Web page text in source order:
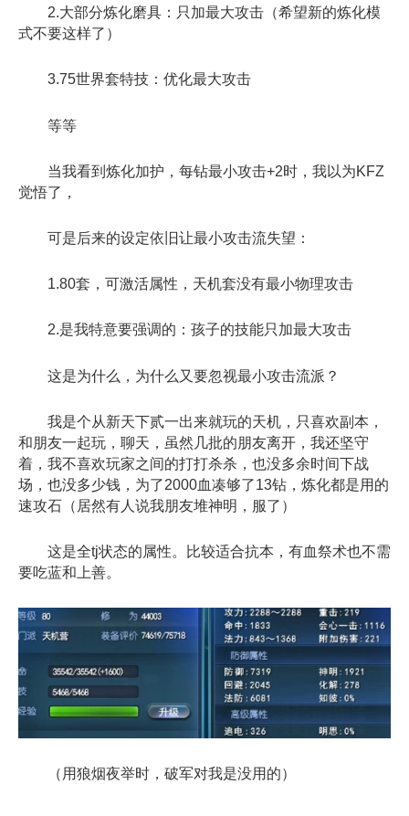
2.大部分炼化磨具：只加最大攻击（希望新的炼化模
式不要这样了）
3.75世界套特技：优化最大攻击
等等
当我看到炼化加护，每钻最小攻击+2时，我以为KFZ
觉悟了，
可是后来的设定依旧让最小攻击流失望：
1.80套，可激活属性，天机套没有最小物理攻击
2.是我特意要强调的：孩子的技能只加最大攻击
这是为什么，为什么又要忽视最小攻击流派？
我是个从新天下贰一出来就玩的天机，只喜欢副本，
和朋友一起玩，聊天，虽然几批的朋友离开，我还坚守
着，我不喜欢玩家之间的打打杀杀，也没多余时间下战
场，也没多少钱，为了2000血凑够了13钻，炼化都是用的
速攻石（居然有人说我朋友堆神明，服了）
这是全tj状态的属性。比较适合抗本，有血祭术也不需
要吃蓝和上善。
（用狼烟夜举时，破军对我是没用的）